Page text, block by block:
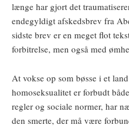
længe har gjort det
endegyldigt afskedsbrev fra
sidste brev er en meget flot
forbitrelse, men også med
At vokse op som bøsse i et
homoseksualitet er forbudt
regler og sociale normer, har
den smerte, der må være